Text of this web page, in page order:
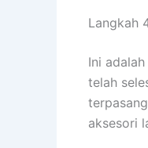
Langkah
Ini
telah
aksesori